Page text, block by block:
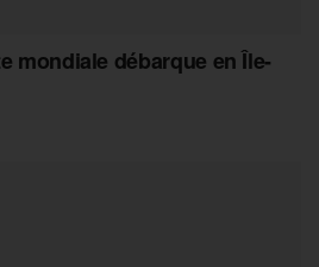
mondiale débarque en Île-